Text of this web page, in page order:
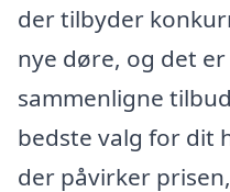
der tilbyder
nye døre, og det
sammenligne
bedste valg for dit
der påvirker